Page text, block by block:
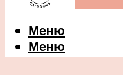
Меню
Меню